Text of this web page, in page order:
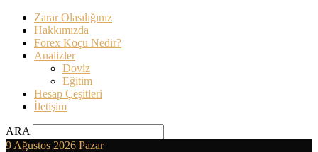
Zarar Olasılığınız
Hakkımızda
Forex Koçu Nedir?
Analizler
Doviz
Eğitim
Hesap Çeşitleri
İletişim
ARA
9 Ağustos 2026 Pazar